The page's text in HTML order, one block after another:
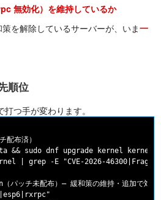
無効化）を維持しているか
を解除しているサーバーが、いま一
順位
つ手が変わります。
布済）
&& sudo dnf upgrade kernel kernel-
| grep -E "CVE-2026-
ッチ未配布）— 緩和策の維持・追加で対応